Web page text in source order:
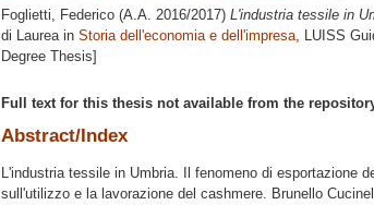
Foglietti, Federico (A.A. 2016/2017) L'industria tessile in
di Laurea in Storia dell'economia e dell'impresa, LUISS
Degree Thesis]
Full text for this thesis not available from the
Abstract/Index
L'industria tessile in Umbria. Il fenomeno di esportazione
sull'utilizzo e la lavorazione del cashmere. Brunello